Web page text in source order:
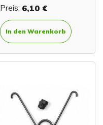
Preis: 6,10 €
In den Warenkorb